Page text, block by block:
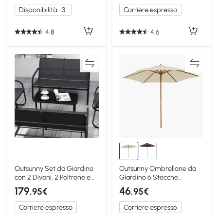
Disponibilità: 3
4.8
Corriere espresso
4.6
Outsunny Set da Giardino
con 2 Divani, 2 Poltrone e
Tavolino Nero
179,95€
Corriere espresso
Outsunny Ombrellone da
Giardino 6 Stecche
2.5x2.3m Beige
46,95€
Corriere espresso